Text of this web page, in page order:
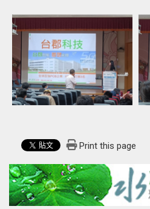
Print this page